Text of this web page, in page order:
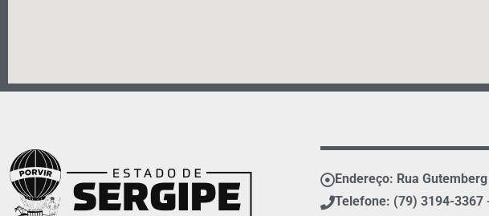
Endereço: Rua
Telefone: (79) 3194-3367